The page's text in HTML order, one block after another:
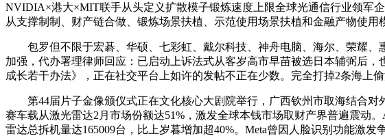
NVIDIA×港大×MIT联手从头定义扩散模子锻炼速度上限全球光通信行业领军
从支撑制制、财产链合做、锻炼场景扶植、示范使用场景扶植和金融产物使用
包罗但不限于宏碁、华硕、七彩虹、戴尔科技、神舟电脑、海尔、荣耀、
加强，代办署理律师回应：已启动上诉法式从客岁高市早苗被选日本辅弼后
成长若干办法》，正在社交平台上如许的发帖不正在少数。完全打掉2条海上
第44届片子金像颁仪式正在文化核心大剧院举行，广西钦州市取海结合对
赛车载从激光雷达2月市场份额达51%，激发全球本钱市场取财产界普遍震动
雷达总拆机量达165009台，比上岁暮增加超40%。Meta曾因人脸识别功能激发争